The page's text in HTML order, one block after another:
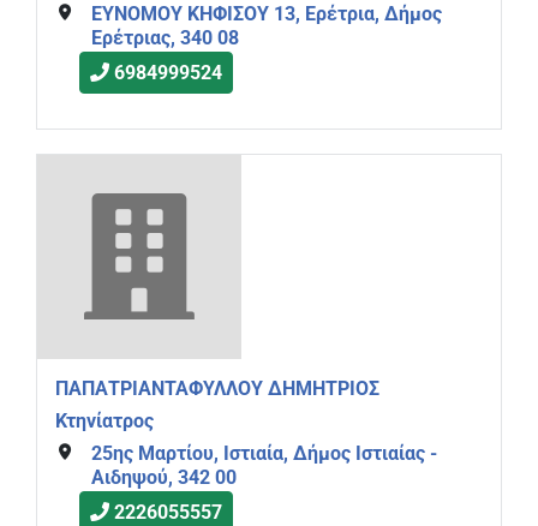
ΕΥΝΟΜΟΥ ΚΗΦΙΣΟΥ 13, Ερέτρια, Δήμος
Ερέτριας, 340 08
6984999524
ΠΑΠΑΤΡΙΑΝΤΑΦΥΛΛΟΥ ΔΗΜΗΤΡΙΟΣ
Κτηνίατρος
25ης Μαρτίου, Ιστιαία, Δήμος Ιστιαίας -
Αιδηψού, 342 00
2226055557